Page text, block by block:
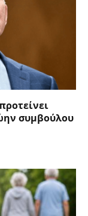
συμβούλου